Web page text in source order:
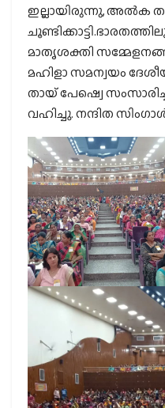
ഇല്ലായിരുന്നു, അല്‍ക
മാതൃശക്തി
മഹിളാ സമന്വയം
തായ് പേഷ്വെ
വഹിച്ചു. നന്ദിത